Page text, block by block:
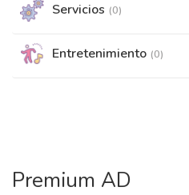
Servicios (0)
Entretenimiento (0)
Premium AD